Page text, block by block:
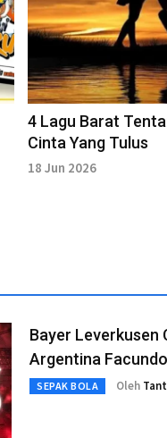
4 Lagu Barat
Cinta Yang Tulus
18 Jun 2026
Bayer Leverkusen
Argentina
SEPAK BOLA Oleh